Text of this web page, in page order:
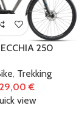
250
, Trekking
€
view